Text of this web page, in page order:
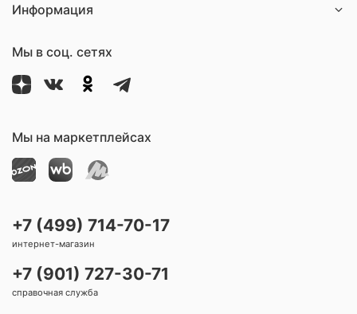
Информация
Мы в соц. сетях
Мы на маркетплейсах
+7 (499) 714-70-17
интернет-магазин
+7 (901) 727-30-71
справочная служба